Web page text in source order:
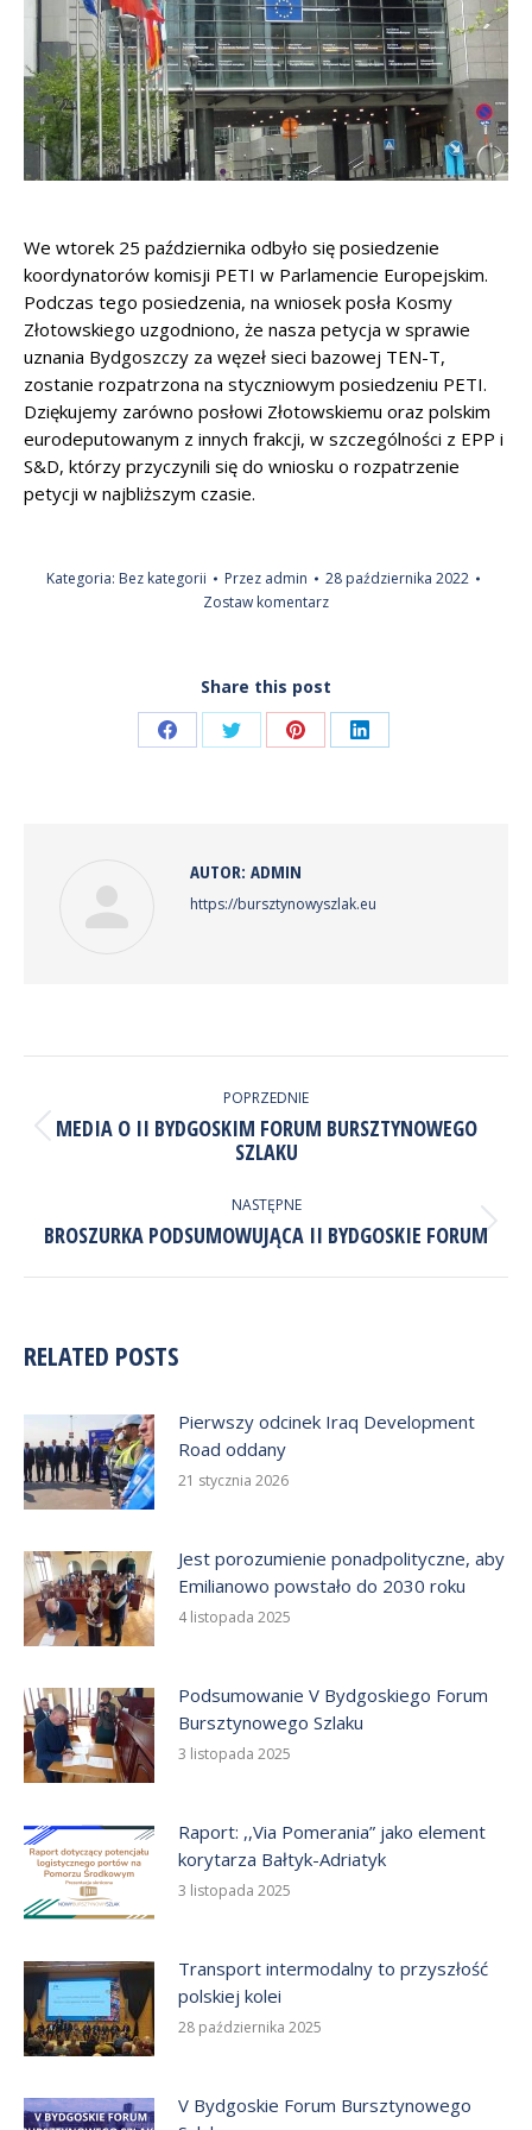
We wtorek 25 października odbyło się posiedzenie
koordynatorów komisji PETI w Parlamencie Europejskim.
Podczas tego posiedzenia, na wniosek posła Kosmy
Złotowskiego uzgodniono, że nasza petycja w sprawie
uznania Bydgoszczy za węzeł sieci bazowej TEN-T,
zostanie rozpatrzona na styczniowym posiedzeniu PETI.
Dziękujemy zarówno posłowi Złotowskiemu oraz polskim
eurodeputowanym z innych frakcji, w szczególności z EPP i
S&D, którzy przyczynili się do wniosku o rozpatrzenie
petycji w najbliższym czasie.
Kategoria: Bez kategorii Przez admin
28 października 2022
Zostaw komentarz
Share this post
Share Share Share Share
AUTOR: ADMIN
https://bursztynowyszlak.eu
WPISÓW
POPRZEDNIE
Poprzedni
wpis:
MEDIA O II BYDGOSKIM FORUM BURSZTYNOWEGO
SZLAKU
NASTĘPNE
Następny
BROSZURKA PODSUMOWUJĄCA II BYDGOSKIE FORUM
RELATED POSTS
Pierwszy odcinek Iraq Development
Road oddany
21 stycznia 2026
Jest porozumienie ponadpolityczne, aby
Emilianowo powstało do 2030 roku
4 listopada 2025
Podsumowanie V Bydgoskiego Forum
Bursztynowego Szlaku
3 listopada 2025
Raport: ,,Via Pomerania” jako element
korytarza Bałtyk-Adriatyk
3 listopada 2025
Transport intermodalny to przyszłość
polskiej kolei
28 października 2025
V Bydgoskie Forum Bursztynowego